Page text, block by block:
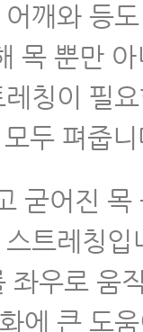
깨와 등
목 뿐만
칭이 필
두 펴줍
굳어진 목
트레칭입
좌우로 움
에 큰 도